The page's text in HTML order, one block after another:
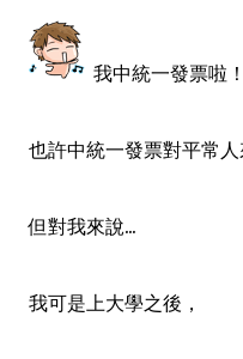
我中統一發票啦
也許中統一發票對平常
但對我來說...
我可是上大學之後，